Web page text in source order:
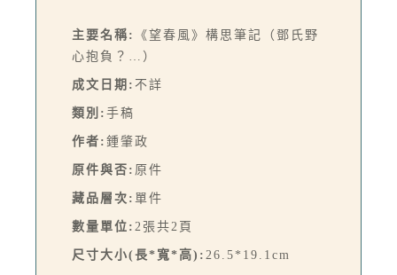
主要名稱:
《望春風》構思筆記（鄧氏野
心抱負？…）
成文日期: 不詳
類別: 手稿
作者: 鍾肇政
原件與否: 原件
藏品層次: 單件
數量單位: 2張共2頁
尺寸大小(長*寬*高): 26.5*19.1cm